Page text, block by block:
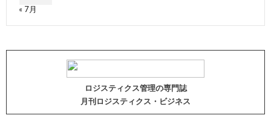
« 7月
ロジスティクス管理の専門誌
月刊ロジスティクス・ビジネス